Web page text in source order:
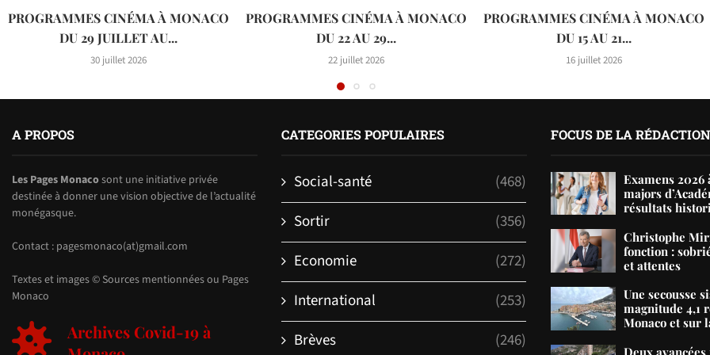
PROGRAMMES CINÉMA À MONACO
DU 29 JUILLET AU...
30 juillet 2026
PROGRAMMES CINÉMA À MONACO
DU 22 AU 29...
22 juillet 2026
PROGRAMMES CINÉMA À MONACO
DU 15 AU 21...
16 juillet 2026
A PROPOS
Les Pages Monacosont une initiative privée
destinée à donner une vision objective de l’actualité
monégasque.
Contact : pagesmonaco(at)gmail.com
Textes et images © Sources mentionnées ou Pages
Monaco
Archives Covid-19 à
CATEGORIES POPULAIRES
Social-santé
(468)
Sortir
(356)
Economie
(272)
International
(253)
Brèves
(246)
FOCUS DE LA RÉDACTION
Examens 2026
majors
résultats
Christophe
fonction :
et attentes
Une secousse
magnitude 4,1
Monaco et sur
Deux